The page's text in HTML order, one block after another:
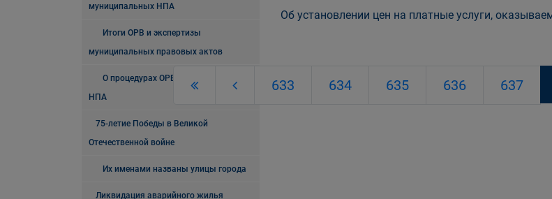
муниципальных НПА
Итоги ОРВ и экспертизы
муниципальных правовых актов
О процедурах ОРВ и экспертизы
НПА
75-летие Победы в Великой
Отечественной войне
Их именами названы улицы города
Ликвидация аварийного жилья
Об установлении цен на платные услуги,
633 634 635 636 637